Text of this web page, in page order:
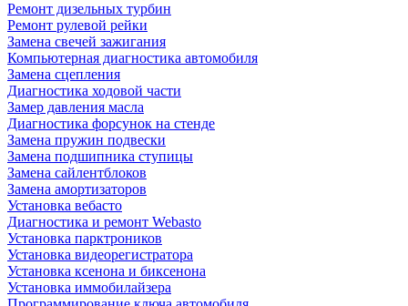
Ремонт дизельных турбин
Ремонт рулевой рейки
Замена свечей зажигания
Компьютерная диагностика автомобиля
Замена сцепления
Диагностика ходовой части
Замер давления масла
Диагностика форсунок на стенде
Замена пружин подвески
Замена подшипника ступицы
Замена сайлентблоков
Замена амортизаторов
Установка вебасто
Диагностика и ремонт Webasto
Установка парктроников
Установка видеорегистратора
Установка ксенона и биксенона
Установка иммобилайзера